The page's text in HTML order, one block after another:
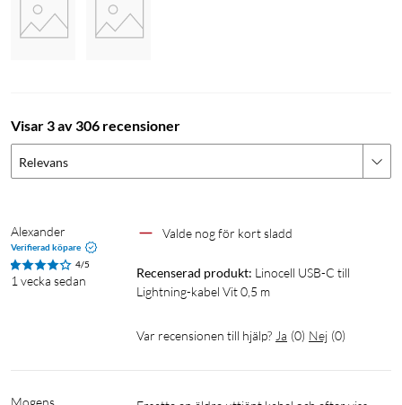
Visar 3 av 306 recensioner
Relevans
Alexander
Verifierad köpare
4/5
1 vecka sedan
Valde nog för kort sladd
Recenserad produkt: Linocell USB-C till
Lightning-kabel Vit 0,5 m
Var recensionen till hjälp? Ja (0) Nej (0)